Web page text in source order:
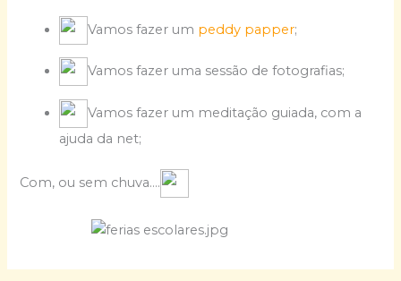
Vamos fazer um peddy papper;
Vamos fazer uma sessão de fotografias;
Vamos fazer um meditação guiada, com a
ajuda da net;
Com, ou sem chuva….